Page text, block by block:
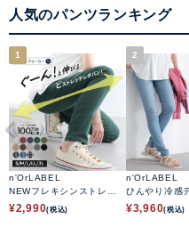
人気のパンツランキング
1
n'OrLABEL
NEWフレキシンストレッ
チレギパン
¥2,990(税込)
2
n'OrLABEL
ひんやり冷感
ン
¥3,960(税込)